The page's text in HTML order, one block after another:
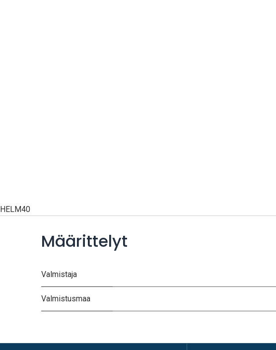
HELM40
Määrittelyt
Valmistaja
Valmistusmaa